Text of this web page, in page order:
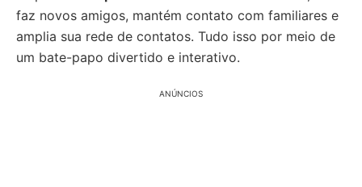
faz novos amigos, mantém contato com familiares e
amplia sua rede de contatos. Tudo isso por meio de
um bate-papo divertido e interativo.
ANÚNCIOS